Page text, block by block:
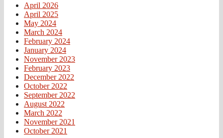
April 2026
April 2025
May 2024
March 2024
February 2024
January 2024
November 2023
February 2023
December 2022
October 2022
September 2022
August 2022
March 2022
November 2021
October 2021